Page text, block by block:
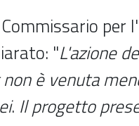
per
"L'azione
è venuta
. Il progetto